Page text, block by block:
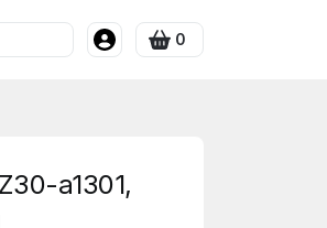
0
a1301,